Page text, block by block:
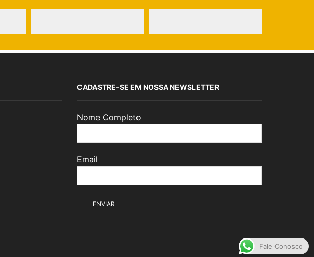
CADASTRE-SE EM NOSSA NEWSLETTER
Nome Completo
Email
Fale Conosco